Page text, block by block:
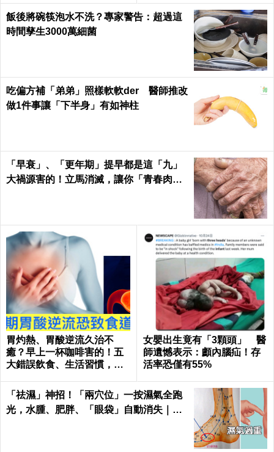
飯後將碗筷泡水不洗？專家警告：超過這
時間孳生3000萬細菌
吃偏方補「弟弟」照樣軟軟der 醫師推改
做1件事讓「下半身」有如神柱
「早衰」、「更年期」提早都是這「九」
大禍源害的！立馬消滅，讓你「青春肉
胃灼熱、胃酸逆流久治不
癒？早上一杯咖啡害的！五
大錯誤飲食、生活習慣，害
道癌」！
女嬰出生竟有「3顆頭」 醫
師遺憾表示：顱內腦疝！存
活率恐僅有55%
「祛濕」神招！「兩穴位」一按濕氣全跑
光，水腫、肥胖、「眼袋」自動消失｜每